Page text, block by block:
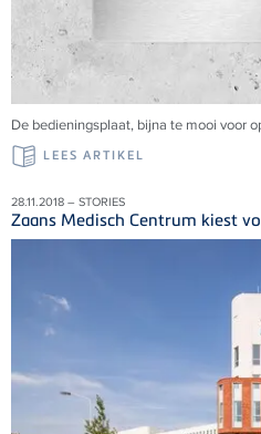
De bedieningsplaat, bijna te mooi voor
LEES ARTIKEL
28.11.2018 – STORIES
Zaans Medisch Centrum kiest